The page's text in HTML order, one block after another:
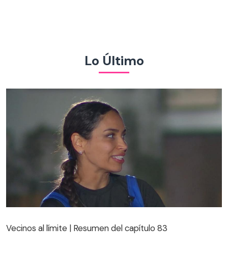
Lo Último
Vecinos al límite | Resumen del capítulo 83